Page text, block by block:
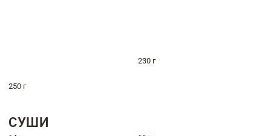
230 г
250 г
СУШИ